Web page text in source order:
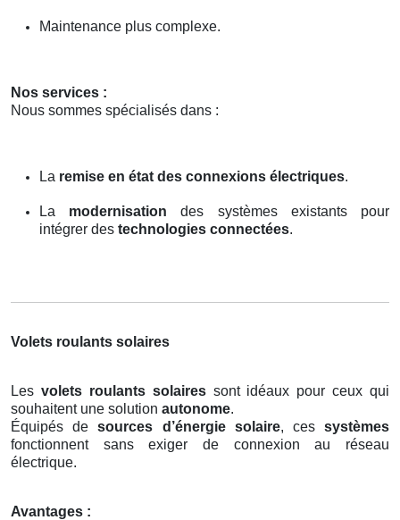
Maintenance plus complexe.
Nos services :
Nous sommes spécialisés dans :
La remise en état des connexions électriques.
La modernisation des systèmes existants pour
intégrer des technologies connectées.
Volets roulants solaires
Les volets roulants solairessont idéaux pour ceux qui
souhaitent une solution autonome.
Équipés desources d’énergie solaire, cessystèmes
fonctionnent sans exiger de connexion au réseau
électrique.
Avantages :